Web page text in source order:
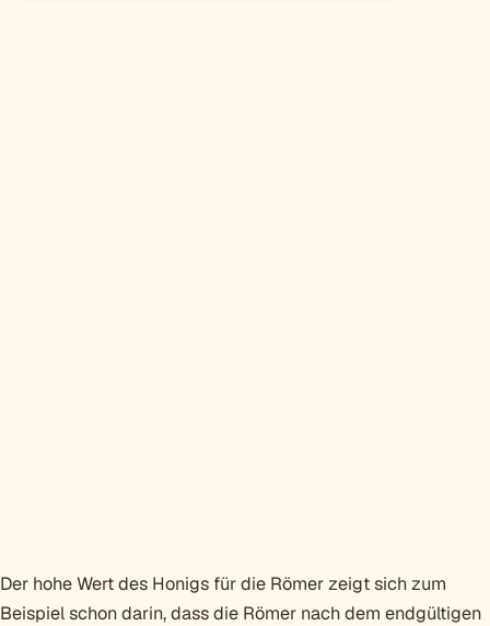
Der hohe Wert des Honigs für die Römer zeigt sich zum
Beispiel schon darin, dass die Römer nach dem endgültigen